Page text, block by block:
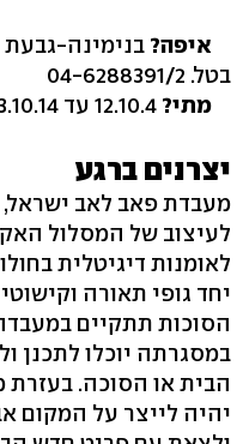
איפה? בנימינה-
בטל. 04-6288391/2
מתי?
יצרנים ברגע
מעבדת פאב לאב
לעיצוב של המסלול
לאומנות דיגיטלית
יחד גופי תאורה
הסוכות תתקיים
במסגרתה יוכלו לתכנן
הבית או הסוכה. בעזרת
יהיה לייצר על המקום